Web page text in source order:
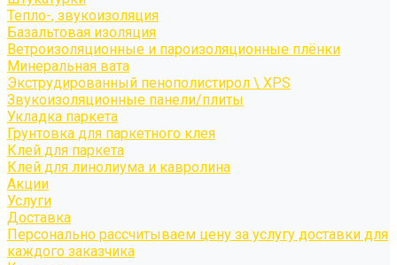
Тепло-, звукоизоляция
Базальтовая изоляция
Ветроизоляционные и пароизоляционные плёнки
Минеральная вата
Экструдированный пенополистирол \ XPS
Звукоизоляционные панели/плиты
Укладка паркета
Грунтовка для паркетного клея
Клей для паркета
Клей для линолиума и кавролина
Акции
Услуги
Доставка
Персонально рассчитываем цену за услугу доставки для
каждого заказчика